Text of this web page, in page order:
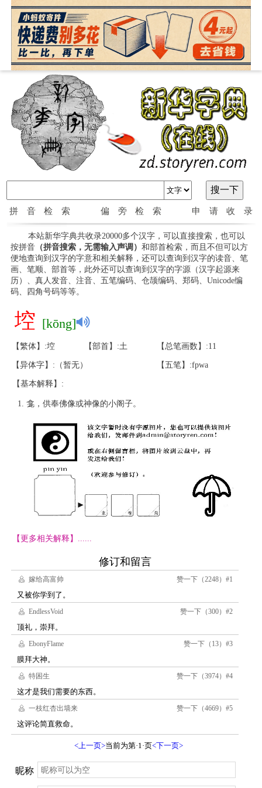
拼音检索 偏旁检索 申请收录
本站新华字典共收录20000多个汉字，可以直接搜索，也可以
按拼音（拼音搜索，无需输入声调） 和部首检索，而且不但可以方
便地查询到汉字的字意和相关解释，还可以查询到汉字的读音、笔
画、笔顺、部首等，此外还可以查询到汉字的字源（汉字起源来
历）、真人发音、注音、五笔编码、仓颉编码、郑码、Unicode编
码、四角号码等等。
埪 [kōng]
【繁体】:埪 【部首】:土 【总笔画数】:11
【异体字】:（暂无） 【五笔】:fpwa
【基本解释】:
龛，供奉佛像或神像的小阁子。
【更多相关解释】......